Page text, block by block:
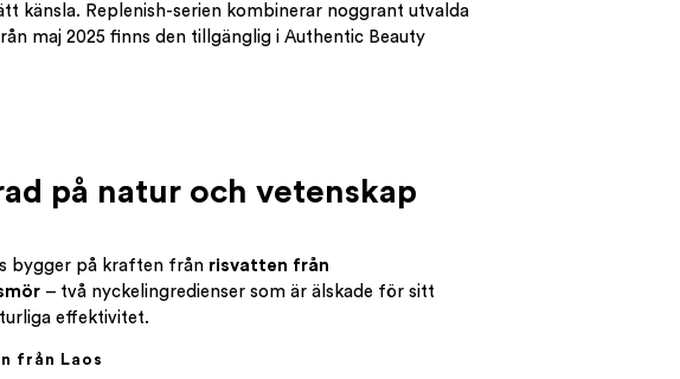
känsla. Replenish-serien kombinerar noggrant utvalda
maj 2025 finns den tillgänglig i Authentic Beauty
på natur och vetenskap
bygger på kraften från risvatten från
– två nyckelingredienser som är älskade för sitt
effektivitet.
från Laos